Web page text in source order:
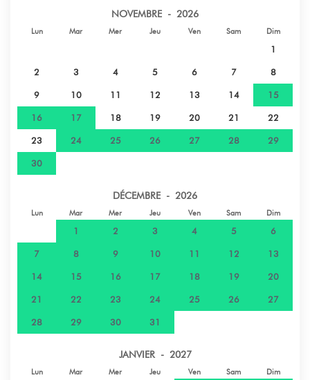
NOVEMBRE - 2026
Lun Mar Mer Jeu Ven Sam Dim
1
2 3 4 5 6 7 8
9 10 11 12 13 14 15
16 17 18 19 20 21 22
23 24 25 26 27 28 29
30
DÉCEMBRE - 2026
Lun Mar Mer Jeu Ven Sam Dim
1 2 3 4 5 6
7 8 9 10 11 12 13
14 15 16 17 18 19 20
21 22 23 24 25 26 27
28 29 30 31
JANVIER - 2027
Lun Mar Mer Jeu Ven Sam Dim